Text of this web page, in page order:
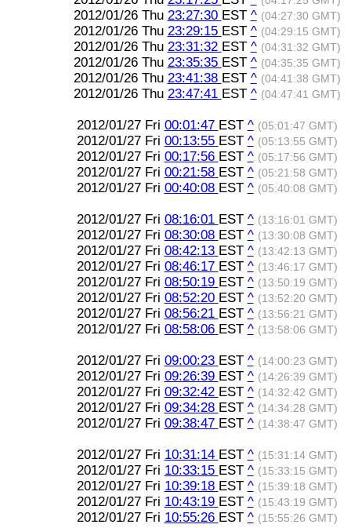
2012/01/26 Thu 23:27:30 EST ^ (04:27:30 GMT)
2012/01/26 Thu 23:29:15 EST ^ (04:29:15 GMT)
2012/01/26 Thu 23:31:32 EST ^ (04:31:32 GMT)
2012/01/26 Thu 23:35:35 EST ^ (04:35:35 GMT)
2012/01/26 Thu 23:41:38 EST ^ (04:41:38 GMT)
2012/01/26 Thu 23:47:41 EST ^ (04:47:41 GMT)
2012/01/27 Fri 00:01:47 EST ^ (05:01:47 GMT)
2012/01/27 Fri 00:13:55 EST ^ (05:13:55 GMT)
2012/01/27 Fri 00:17:56 EST ^ (05:17:56 GMT)
2012/01/27 Fri 00:21:58 EST ^ (05:21:58 GMT)
2012/01/27 Fri 00:40:08 EST ^ (05:40:08 GMT)
2012/01/27 Fri 08:16:01 EST ^ (13:16:01 GMT)
2012/01/27 Fri 08:30:08 EST ^ (13:30:08 GMT)
2012/01/27 Fri 08:42:13 EST ^ (13:42:13 GMT)
2012/01/27 Fri 08:46:17 EST ^ (13:46:17 GMT)
2012/01/27 Fri 08:50:19 EST ^ (13:50:19 GMT)
2012/01/27 Fri 08:52:20 EST ^ (13:52:20 GMT)
2012/01/27 Fri 08:56:21 EST ^ (13:56:21 GMT)
2012/01/27 Fri 08:58:06 EST ^ (13:58:06 GMT)
2012/01/27 Fri 09:00:23 EST ^ (14:00:23 GMT)
2012/01/27 Fri 09:26:39 EST ^ (14:26:39 GMT)
2012/01/27 Fri 09:32:42 EST ^ (14:32:42 GMT)
2012/01/27 Fri 09:34:28 EST ^ (14:34:28 GMT)
2012/01/27 Fri 09:38:47 EST ^ (14:38:47 GMT)
2012/01/27 Fri 10:31:14 EST ^ (15:31:14 GMT)
2012/01/27 Fri 10:33:15 EST ^ (15:33:15 GMT)
2012/01/27 Fri 10:39:18 EST ^ (15:39:18 GMT)
2012/01/27 Fri 10:43:19 EST ^ (15:43:19 GMT)
2012/01/27 Fri 10:55:26 EST ^ (15:55:26 GMT)